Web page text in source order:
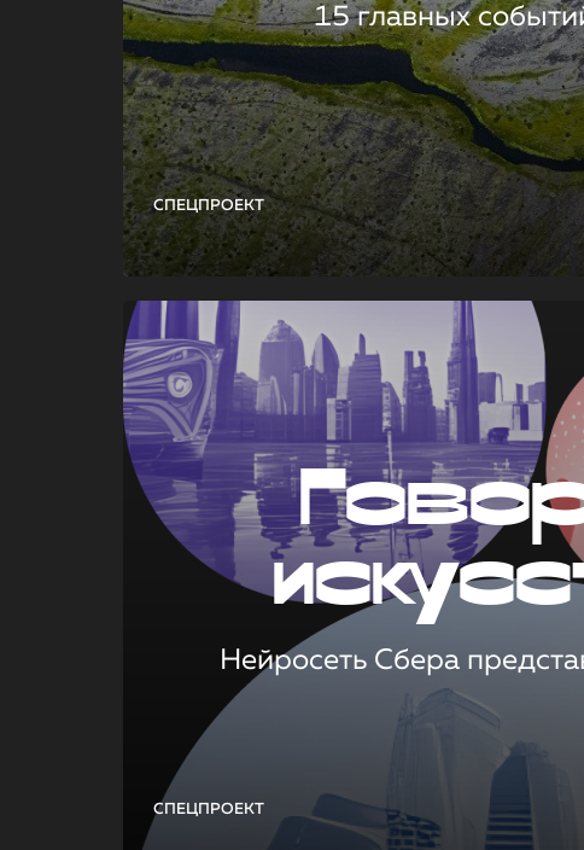
СПЕЦПРОЕКТ
15 главных
СПЕЦПРОЕКТ
Нейросеть Сбера